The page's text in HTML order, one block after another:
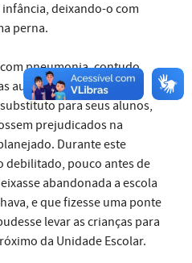
deixando-o com
perna.
pneumonia, contudo,
aulas que seriam
para seus alunos,
prejudicados na
Durante este
pouco antes de
abandonada a escola
e que fizesse uma ponte
levar as crianças para
da Unidade Escolar.